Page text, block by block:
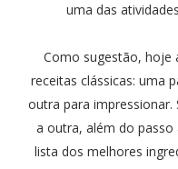
uma das
Como sugestão, hoje
receitas clássicas: uma
outra para
a outra, além do passo
lista dos melhores